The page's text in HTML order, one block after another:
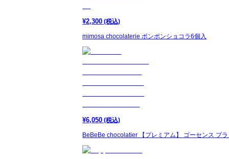
¥2,300 (税込)
mimosa chocolaterie ボンボンショコラ6個入
¥6,050 (税込)
BeBeBe chocolatier 【プレミアム】 ゴーセンス プ